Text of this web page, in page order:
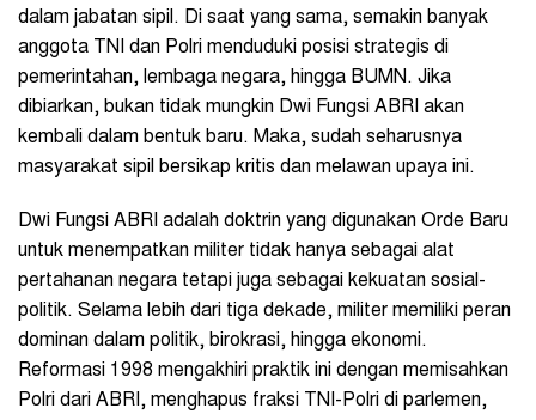
dalam jabatan sipil. Di saat yang sama, semakin banyak
anggota TNI dan Polri menduduki posisi strategis di
pemerintahan, lembaga negara, hingga BUMN. Jika
dibiarkan, bukan tidak mungkin Dwi Fungsi ABRI akan
kembali dalam bentuk baru. Maka, sudah seharusnya
masyarakat sipil bersikap kritis dan melawan upaya ini.
Dwi Fungsi ABRI adalah doktrin yang digunakan Orde Baru
untuk menempatkan militer tidak hanya sebagai alat
pertahanan negara tetapi juga sebagai kekuatan sosial-
politik. Selama lebih dari tiga dekade, militer memiliki peran
dominan dalam politik, birokrasi, hingga ekonomi.
Reformasi 1998 mengakhiri praktik ini dengan memisahkan
Polri dari ABRI, menghapus fraksi TNI-Polri di parlemen,